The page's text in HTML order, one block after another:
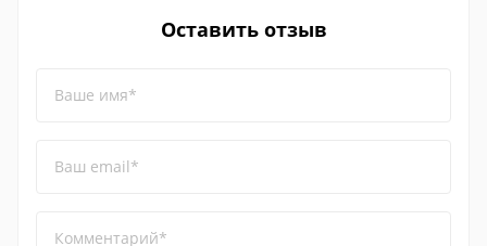
Оставить отзыв
Ваше имя*
Ваш email*
Комментарий*